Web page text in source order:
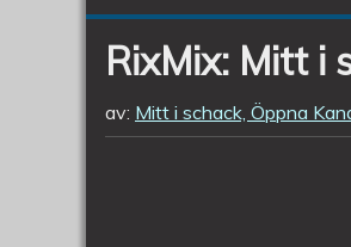
i
schack,
avsnitt
RixMix: Mitt i
av: Mitt i schack, Öppna